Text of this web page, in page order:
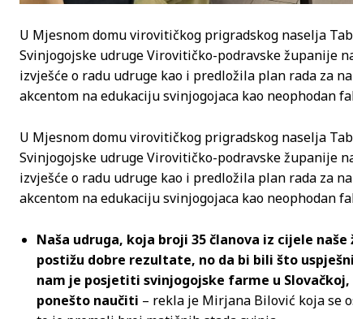
U Mjesnom domu virovitičkog prigradskog naselja
Svinjogojske udruge Virovitičko-podravske županije
izvješće o radu udruge kao i predložila plan rada za
akcentom na edukaciju svinjogojaca kao neophodan
U Mjesnom domu virovitičkog prigradskog naselja
Svinjogojske udruge Virovitičko-podravske županije
izvješće o radu udruge kao i predložila plan rada za
akcentom na edukaciju svinjogojaca kao neophodan
Naša udruga, koja broji 35 članova iz cijele
postižu dobre rezultate, no da bi bili što
nam je posjetiti svinjogojske farme u
ponešto naučiti – rekla je Mirjana Bilović koja se